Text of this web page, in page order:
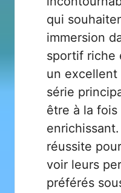
qui
immersion
sportif riche
un excellent
série
être à la
réussite
voir leurs
préférés